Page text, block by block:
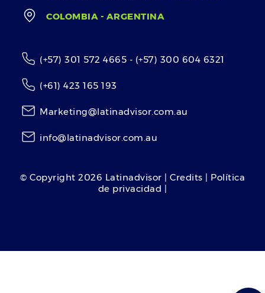
(+57) 301 572 4665 - (+57) 300 604 6321
(+61) 423 165 193
Marketing@latinadvisor.com.au
info@latinadvisor.com.au
COLOMBIA - ARGENTINA
© Copyright 2026 Latinadvisor | Credits | Política
de privacidad |